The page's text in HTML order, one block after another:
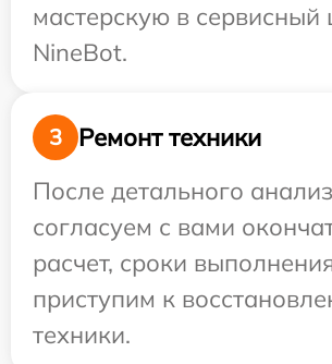
мастерскую в сервисный
NineBot.
3
Ремонт техники
После детального
согласуем с вами
расчет, сроки
приступим к
техники.